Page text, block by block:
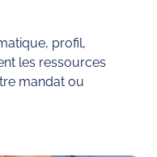
profil,
les ressources
mandat ou